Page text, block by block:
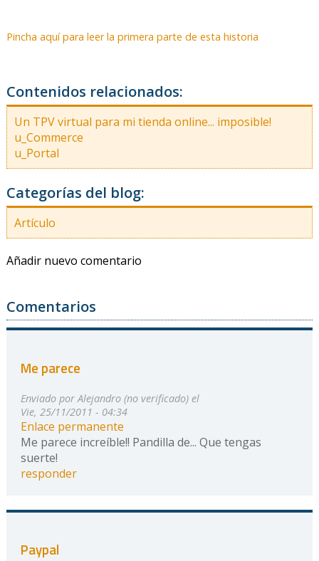
Pincha aquí para leer la primera parte de esta historia
Contenidos relacionados:
Un TPV virtual para mi tienda online... imposible!
u_Commerce
u_Portal
Categorías del blog:
Artículo
Añadir nuevo comentario
Comentarios
Me parece
Enviado por Alejandro (no verificado)el
Vie, 25/11/2011 - 04:34
Enlace permanente
Me parece increíble!! Pandilla de... Que tengas
suerte!
responder
Paypal